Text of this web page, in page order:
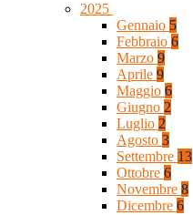
2025
Gennaio 5
Febbraio 6
Marzo 9
Aprile 9
Maggio 6
Giugno 2
Luglio 2
Agosto 3
Settembre 13
Ottobre 6
Novembre 8
Dicembre 6